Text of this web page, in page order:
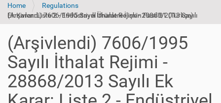
Home
Regulations
(Arşivlendi) 7606/1995 Sayılı İthalat Rejimi - 28868/2013 Sayılı Ek Karar: Liste 2 - Endüstriyel Ürünlere İlişkin Fasıl 31 (Türkçe)
(Arşivlendi) 7606/1995
Sayılı İthalat Rejimi -
28868/2013 Sayılı Ek